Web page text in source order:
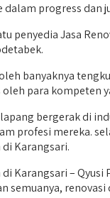
progress dan
penyedia Jasa
banyaknya
para kompeten
bergerak di
profesi mereka.
di Karangsari.
di Karangsari –
semuanya,